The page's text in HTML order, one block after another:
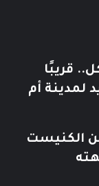
شيكل.. قريبًا
لمدينة أم
الكنيست